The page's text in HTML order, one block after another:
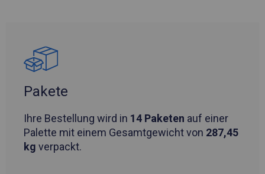
Pakete
Ihre Bestellung wird in 14 Paketen auf einer
Palette mit einem Gesamtgewicht von 287,45
kg verpackt.